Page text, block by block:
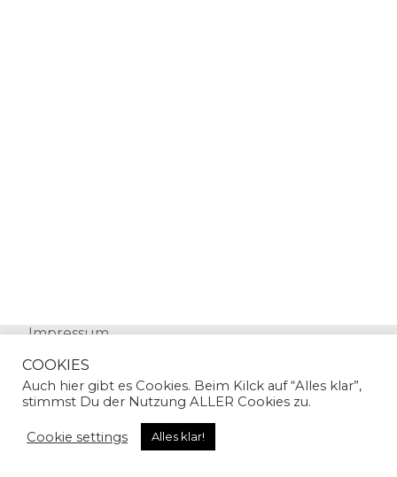
Impressum
© Copyright 2024 | Sandra Gallian | All Rights
COOKIES
Auch hier gibt es Cookies. Beim Kilck auf “Alles klar”,
stimmst Du der Nutzung ALLER Cookies zu.
Cookie settings Alles klar!